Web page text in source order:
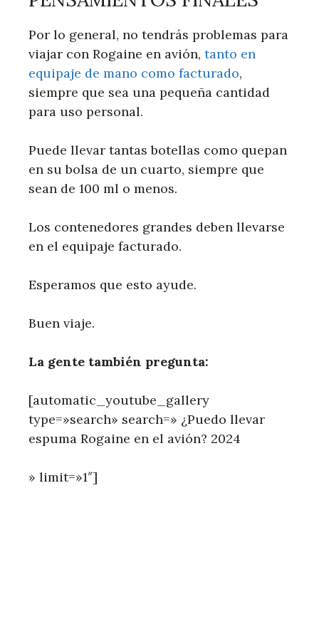
Por lo general, no tendrás problemas para
viajar con Rogaine en avión, tanto en
equipaje de mano como facturado,
siempre que sea una pequeña cantidad
para uso personal.
Puede llevar tantas botellas como quepan
en su bolsa de un cuarto, siempre que
sean de 100 ml o menos.
Los contenedores grandes deben llevarse
en el equipaje facturado.
Esperamos que esto ayude.
Buen viaje.
La gente también pregunta:
[automatic_youtube_gallery
type=»search» search=» ¿Puedo llevar
espuma Rogaine en el avión? 2024
» limit=»1″]